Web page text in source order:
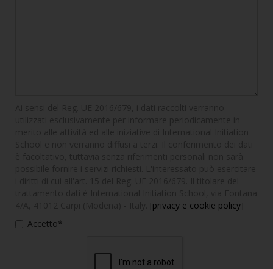
[privacy e cookie policy]
Accetto*